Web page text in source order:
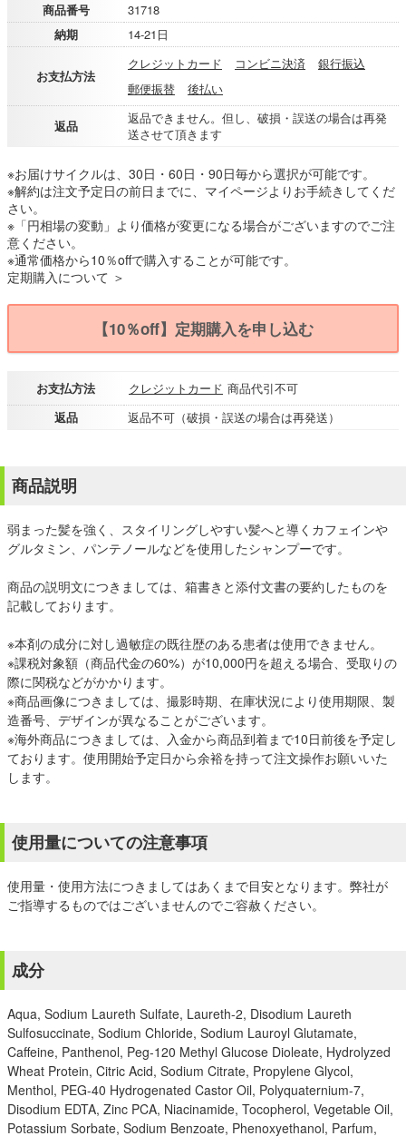
商品番号
31718
納期
14-21日
お支払方法
クレジットカード コンビニ決済
銀行振込
郵便振替
後払い
返品
返品できません。但し、破損・誤送の場合は再発
送させて頂きます
※お届けサイクルは、30日・60日・90日毎から選択が可能です。
※解約は注文予定日の前日までに、マイページよりお手続きしてくだ
さい。
※「円相場の変動」より価格が変更になる場合がございますのでご注
意ください。
※通常価格から10％offで購入することが可能です。
定期購入について ＞
【10％off】定期購入を申し込む
お支払方法 クレジットカード 商品代引不可
返品
返品不可（破損・誤送の場合は再発送）
商品説明
弱まった髪を強く、スタイリングしやすい髪へと導くカフェインや
グルタミン、パンテノールなどを使用したシャンプーです。
商品の説明文につきましては、箱書きと添付文書の要約したものを
記載しております。
※本剤の成分に対し過敏症の既往歴のある患者は使用できません。
※課税対象額（商品代金の60%）が10,000円を超える場合、受取りの
際に関税などがかかります。
※商品画像につきましては、撮影時期、在庫状況により使用期限、製
造番号、デザインが異なることがございます。
※海外商品につきましては、入金から商品到着まで10日前後を予定し
ております。使用開始予定日から余裕を持って注文操作お願いいた
します。
使用量についての注意事項
使用量・使用方法につきましてはあくまで目安となります。弊社が
ご指導するものではございませんのでご容赦ください。
成分
Aqua, Sodium Laureth Sulfate, Laureth-2, Disodium Laureth
Sulfosuccinate, Sodium Chloride, Sodium Lauroyl Glutamate,
Caffeine, Panthenol, Peg-120 Methyl Glucose Dioleate, Hydrolyzed
Wheat Protein, Citric Acid, Sodium Citrate, Propylene Glycol,
Menthol, PEG-40 Hydrogenated Castor Oil, Polyquaternium-7,
Disodium EDTA, Zinc PCA, Niacinamide, Tocopherol, Vegetable Oil,
Potassium Sorbate, Sodium Benzoate, Phenoxyethanol, Parfum,